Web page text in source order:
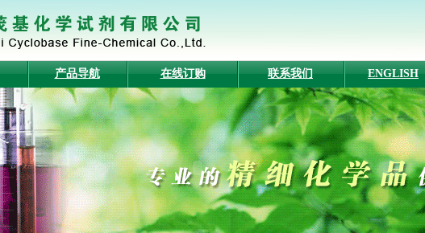
产品导航 在线订购 联系我们 ENGLISH